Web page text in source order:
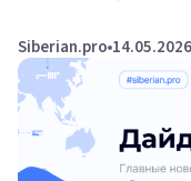
Siberian.pro 14.05.2026